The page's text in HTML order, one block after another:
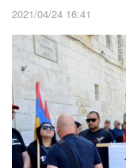
2021/04/24 16:41